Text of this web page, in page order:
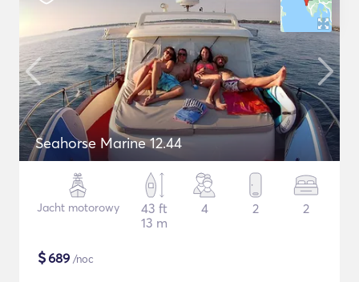
Seahorse Marine 12.44
Jacht motorowy
43 ft
13 m
4 2 2
$689 /noc